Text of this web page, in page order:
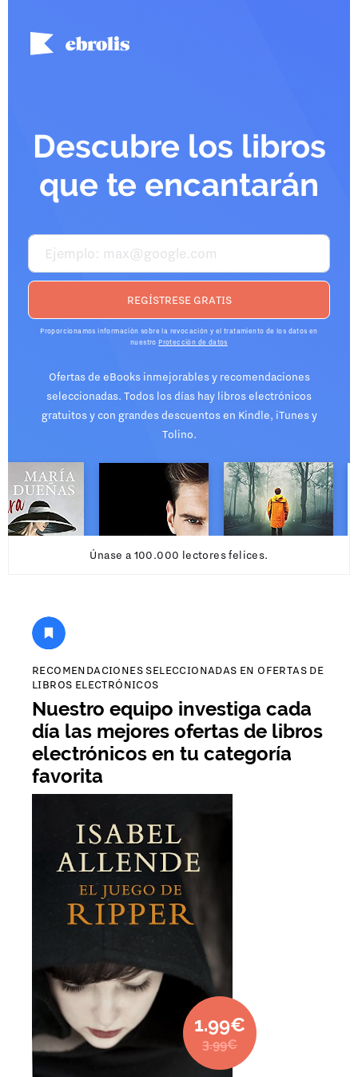
Descubre los libros
que te encantarán
Proporcionamos información sobre la revocación y el tratamiento de los datos en
nuestro Protección de datos
Ofertas de eBooks inmejorables y recomendaciones
seleccionadas. Todos los días hay libros electrónicos
gratuitos y con grandes descuentos en Kindle, iTunes y
Tolino.
Únase a 100.000 lectores felices.
RECOMENDACIONES SELECCIONADAS EN OFERTAS DE
LIBROS ELECTRÓNICOS
Nuestro equipo investiga cada
día las mejores ofertas de libros
electrónicos en tu categoría
favorita
1.99€
3.99€